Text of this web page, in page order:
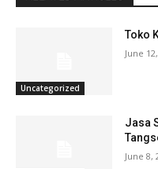
Uncategorized
Toko
June
Jasa
June 8,